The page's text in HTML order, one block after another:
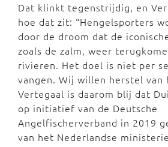
Dat klinkt tegenstrijdig, en
hoe dat zit: “Hengelsporters
door de droom dat de
zoals de zalm, weer
rivieren. Het doel is niet per
vangen. Wij willen herstel van
Vertegaal is daarom blij dat
op initiatief van de Deutsche
Angelfischerverband in 2019
van het Nederlandse